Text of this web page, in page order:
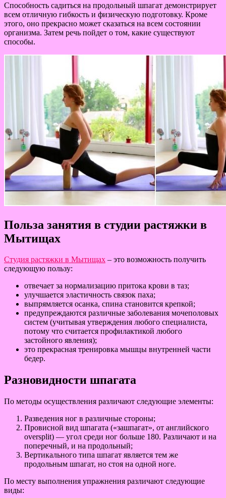
Способность садиться на продольный шпагат демонстрирует
всем отличную гибкость и физическую подготовку. Кроме
этого, оно прекрасно может сказаться на всем состоянии
организма. Затем речь пойдет о том, какие существуют
способы.
Польза занятия в студии растяжки в
Мытищах
Студия растяжки в Мытищах – это возможность получить
следующую пользу:
отвечает за нормализацию притока крови в таз;
улучшается эластичность связок паха;
выпрямляется осанка, спина становится крепкой;
предупреждаются различные заболевания мочеполовых
систем (учитывая утверждения любого специалиста,
потому что считается профилактикой любого
застойного явления);
это прекрасная тренировка мышцы внутренней части
бедер.
Разновидности шпагата
По методы осуществления различают следующие элементы:
Разведения ног в различные стороны;
Провисной вид шпагата («зашпагат», от английского
oversplit) — угол среди ног больше 180. Различают и на
поперечный, и на продольный;
Вертикального типа шпагат является тем же
продольным шпагат, но стоя на одной ноге.
По месту выполнения упражнения различают следующие
виды: